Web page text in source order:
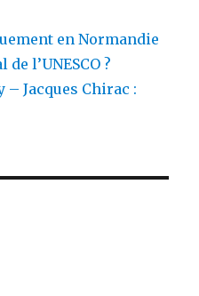
en Normandie
l’UNESCO ?
– Jacques Chirac :